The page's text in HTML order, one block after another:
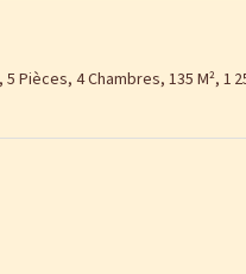
Pièces, 4 Chambres, 135 M², 1